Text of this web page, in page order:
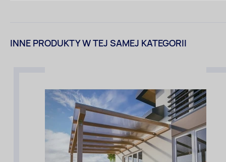
INNE PRODUKTY W TEJ SAMEJ KATEGORII